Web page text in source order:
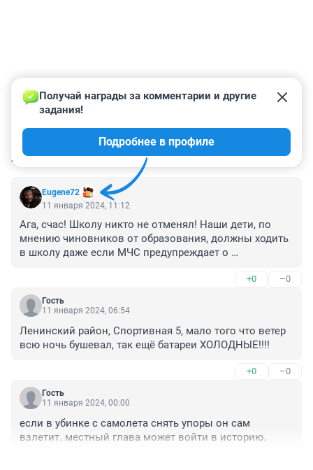
КОММЕНТАРИИ 35
Eugene72
Получай награды за комментарии и другие
задания!
Подробнее в профиле
11 января 2024, 11:12
Ага, счас! Школу никто не отменял! Наши дети, по
мнению чиновников от образования, должны ходить
в школу даже если МЧС предупреждает о
+0 –0
Гость
11 января 2024, 06:54
Ленинский район, Спортивная 5, мало того что ветер
всю ночь бушевал, так ещё батареи ХОЛОДНЫЕ!!!!
+0 –0
Гость
11 января 2024, 00:00
если в убинке с самолета снять упоры он сам
взлетит. местный глава может войти в историю.